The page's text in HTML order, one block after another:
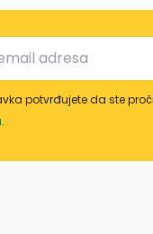
potvrđujete da ste
.